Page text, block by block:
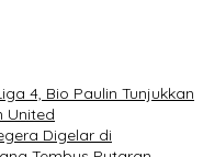
4, Bio Paulin Tunjukkan
United
Digelar di